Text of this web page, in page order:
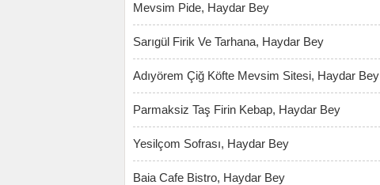
Mevsim Pide, Haydar Bey
Sarıgül Firik Ve Tarhana, Haydar Bey
Adıyörem Çiğ Köfte Mevsim Sitesi, Haydar Bey
Parmaksiz Taş Firin Kebap, Haydar Bey
Yesilçom Sofrası, Haydar Bey
Baia Cafe Bistro, Haydar Bey